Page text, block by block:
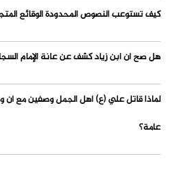
كيف تستوعب النصوص المحدودة الوقائع
هل صح أن ابن زياد كشف عن عانة الإمام
لماذا قاتل علي (ع) أهل الجمل وصفين مع أن
عامة؟